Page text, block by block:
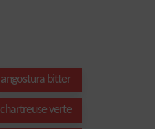
angostura bitter
chartreuse verte